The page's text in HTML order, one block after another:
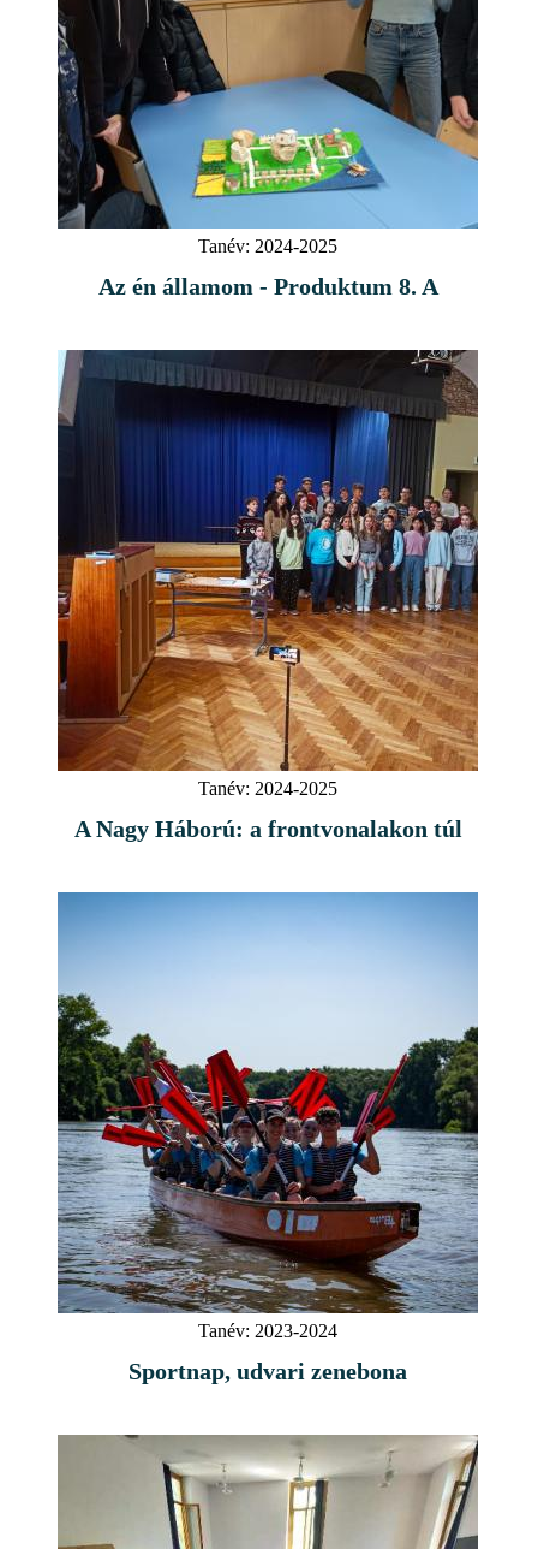
Tanév: 2024-2025
Az én államom - Produktum 8. A
Tanév: 2024-2025
A Nagy Háború: a frontvonalakon túl
Tanév: 2023-2024
Sportnap, udvari zenebona